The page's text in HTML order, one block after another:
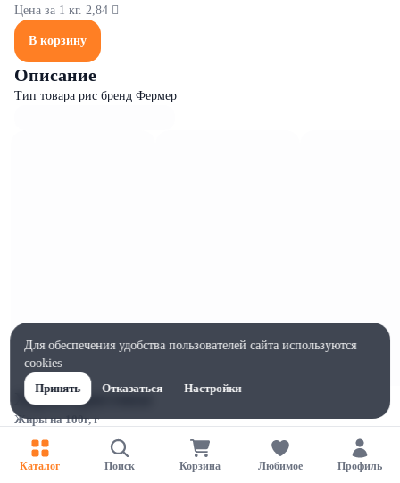
Цена за 1 кг. 2,84 
В корзину
Описание
Тип товара рис бренд Фермер
Характеристики
Жиры на 100г, г
Ширина, мм
Каталог Поиск Корзина Любимое Профиль
Для обеспечения удобства пользователей сайта используются
cookies
Принять
Отказаться Настройки